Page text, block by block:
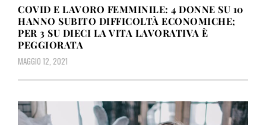
COVID E LAVORO FEMMINILE: 4 DONNE SU 10
HANNO SUBITO DIFFICOLTÀ ECONOMICHE;
PER 3 SU DIECI LA VITA LAVORATIVA È
PEGGIORATA
MAGGIO 12, 2021